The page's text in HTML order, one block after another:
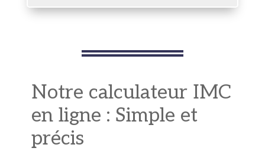
Notre calculateur IMC
en ligne : Simple et
précis